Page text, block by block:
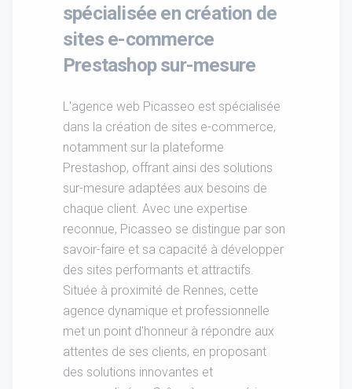
spécialisée en création de
sites e-commerce
Prestashop sur-mesure
L'agence web Picasseo est spécialisée
dans la création de sites e-commerce,
notamment sur la plateforme
Prestashop, offrant ainsi des solutions
sur-mesure adaptées aux besoins de
chaque client. Avec une expertise
reconnue, Picasseo se distingue par son
savoir-faire et sa capacité à développer
des sites performants et attractifs.
Située à proximité de Rennes, cette
agence dynamique et professionnelle
met un point d'honneur à répondre aux
attentes de ses clients, en proposant
des solutions innovantes et